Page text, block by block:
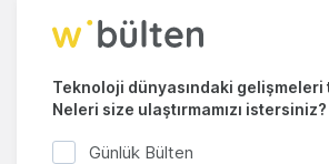
Teknoloji dünyasındaki gelişmeleri
Neleri size ulaştırmamızı istersiniz?
Günlük Bülten